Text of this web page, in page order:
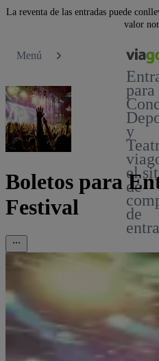
La reventa de las entradas puede
valor
Menú
para
y
el
de
de
Boletos para
Festival